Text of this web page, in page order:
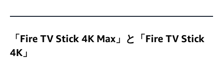
「Fire TV Stick 4K Max」と「Fire TV Stick
4K」